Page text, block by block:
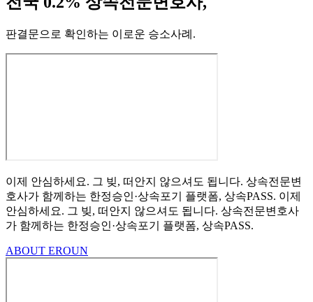
판결문으로 확인하는 이로운 승소사례 .
이제 안심하세요. 그 빚, 떠안지 않으셔도 됩니다. 상속전문변
호사가 함께하는 한정승인·상속포기 플랫폼, 상속PASS. 이제
안심하세요. 그 빚, 떠안지 않으셔도 됩니다. 상속전문변호사
가 함께하는 한정승인·상속포기 플랫폼, 상속PASS.
ABOUT EROUN